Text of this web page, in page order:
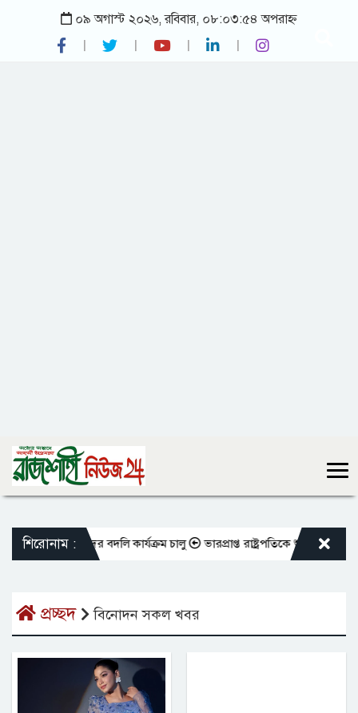
০৯ অগাস্ট ২০২৬, রবিবার, ০৮:০৩:৫৪ অপরাহ্ন
শিরোনাম :
শিক্ষকদের বদলি কার্যক্রম চালু ভারপ্রাপ্ত রাষ্ট্রপতিকে শুভেচ্ছা জানালেন
প্রচ্ছদ বিনোদন সকল খবর